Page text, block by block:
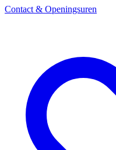
Contact & Openingsuren